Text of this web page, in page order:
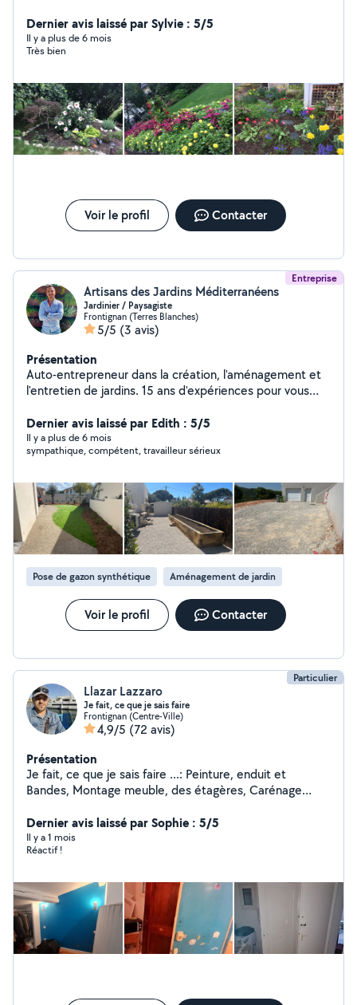
plantation de fleurs, plantes, cactees, petits arbres,
taille de haies, rosiers, arbustes,... Vous pouvez voir
quelques une de mes realisations sur les photos! Vous
mon enregistrement aux services a la personne. A
bientot!
Dernier avis laissé par Sylvie : 5/5
Il y a plus de 6 mois
Très bien
Voir le profil Contacter
Entreprise
Artisans des Jardins Méditerranéens
Jardinier / Paysagiste
Frontignan (Terres Blanches)
5/5 (3 avis)
Présentation
Auto-entrepreneur dans la création, l'aménagement et
l'entretien de jardins. 15 ans d'expériences pour vous
extérieurs. Et je vous propose de bénéficier 50% de
crédit d'impôt et grâce au programme de l'URSSAF à
l'Avance Immédiate de Crédit d'Impôts ! En passant par
extérieurs sans vous ruiner. Faites des économies !
Contactez-moi pour discuter de votre projet !
Dernier avis laissé par Edith : 5/5
Il y a plus de 6 mois
sympathique, compétent, travailleur sérieux
Pose de gazon synthétique Aménagement de jardin
Voir le profil Contacter
Particulier
Llazar Lazzaro
Je fait, ce que je sais faire
Frontignan (Centre-Ville)
4,9/5 (72 avis)
Présentation
Je fait, ce que je sais faire ...: Peinture, enduit et
Bandes, Montage meuble, des étagères, Carénage
outils', changement des Prise électrique des lampes,
Déménagement, réviser les Vélos. Et pour vous dire que
... Plus de temps vous mettez pour me répondre, moins
compréhension
Dernier avis laissé par Sophie : 5/5
Il y a 1 mois
Réactif !